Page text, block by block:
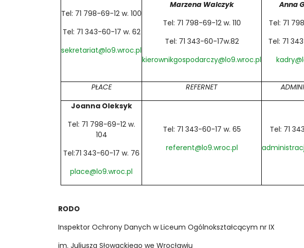
Tel: 71 798-69-12 w. 100
Tel: 71 343-60-17 w. 62
sekretariat@lo9.wroc.pl
Marzena Walczyk
Tel: 71 798-69-12 w. 110
Tel: 71 343-60-17w.82
kierownikgospodarczy@lo9.wroc.pl
Anna
Tel: 71
Tel: 71
PŁACE REFERNET
Joanna Oleksyk
Tel: 71 798-69-12 w.
104
Tel:71 343-60-17 w. 76
place@lo9.wroc.pl
Tel: 71 343-60-17 w. 65
referent@lo9.wroc.pl
Tel: 71
RODO
Inspektor Ochrony Danych w Liceum Ogólnokształcącym nr IX
im. Juliusza Słowackiego we Wrocławiu